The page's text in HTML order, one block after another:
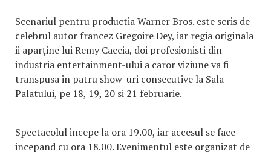
Scenariul pentru productia Warner Bros. este scris de
celebrul autor francez Gregoire Dey, iar regia originala
ii aparţine lui Remy Caccia, doi profesionisti din
industria entertainment-ului a caror viziune va fi
transpusa in patru show-uri consecutive la Sala
Palatului, pe 18, 19, 20 si 21 februarie.
Spectacolul incepe la ora 19.00, iar accesul se face
incepand cu ora 18.00. Evenimentul este organizat de